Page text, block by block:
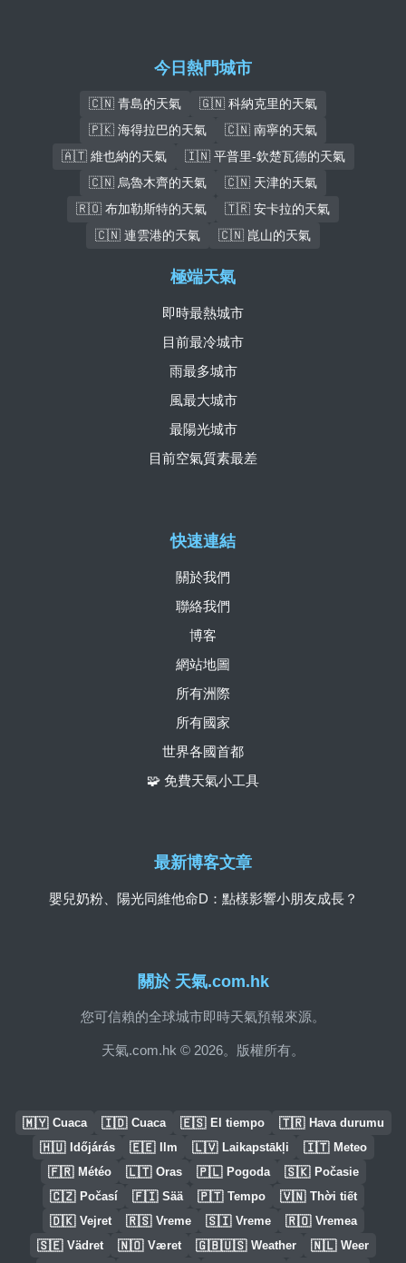
今日熱門城市
🇨🇳 青島的天氣
🇬🇳 科納克里的天氣
🇵🇰 海得拉巴的天氣
🇨🇳 南寧的天氣
🇦🇹 維也納的天氣
🇮🇳 平普里-欽楚瓦德的天氣
🇨🇳 烏魯木齊的天氣
🇨🇳 天津的天氣
🇷🇴 布加勒斯特的天氣
🇹🇷 安卡拉的天氣
🇨🇳 連雲港的天氣
🇨🇳 崑山的天氣
關於 天氣.com.hk
您可信賴的全球城市即時天氣預報來源。
天氣.com.hk © 2026。版權所有。
快速連結
關於我們
聯絡我們
博客
網站地圖
所有洲際
所有國家
世界各國首都
🧩 免費天氣小工具
極端天氣
即時最熱城市
目前最冷城市
雨最多城市
風最大城市
最陽光城市
目前空氣質素最差
最新博客文章
嬰兒奶粉、陽光同維他命D：點樣影響小朋友成長？
🇲🇾 Cuaca 🇮🇩 Cuaca 🇪🇸 El tiempo 🇹🇷 Hava durumu
🇭🇺 Időjárás 🇪🇪 Ilm 🇱🇻 Laikapstākļi 🇮🇹 Meteo
🇫🇷 Météo 🇱🇹 Oras 🇵🇱 Pogoda 🇸🇰 Počasie
🇨🇿 Počasí 🇫🇮 Sää 🇵🇹 Tempo 🇻🇳 Thời tiết
🇩🇰 Vejret 🇷🇸 Vreme 🇸🇮 Vreme 🇷🇴 Vremea
🇸🇪 Vädret 🇳🇴 Været 🇬🇧🇺🇸 Weather 🇳🇱 Weer